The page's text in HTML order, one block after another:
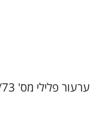
ערעור פלילי מס' 244/73